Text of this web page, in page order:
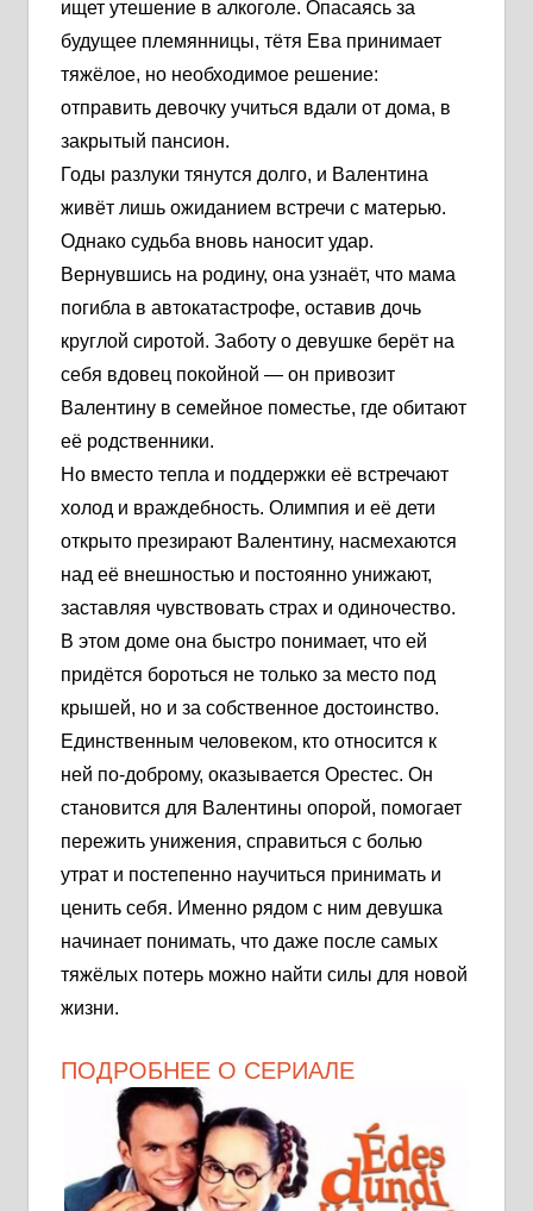
ищет утешение в алкоголе. Опасаясь за
будущее племянницы, тётя Ева принимает
тяжёлое, но необходимое решение:
отправить девочку учиться вдали от дома, в
закрытый пансион.
Годы разлуки тянутся долго, и Валентина
живёт лишь ожиданием встречи с матерью.
Однако судьба вновь наносит удар.
Вернувшись на родину, она узнаёт, что мама
погибла в автокатастрофе, оставив дочь
круглой сиротой. Заботу о девушке берёт на
себя вдовец покойной — он привозит
Валентину в семейное поместье, где обитают
её родственники.
Но вместо тепла и поддержки её встречают
холод и враждебность. Олимпия и её дети
открыто презирают Валентину, насмехаются
над её внешностью и постоянно унижают,
заставляя чувствовать страх и одиночество.
В этом доме она быстро понимает, что ей
придётся бороться не только за место под
крышей, но и за собственное достоинство.
Единственным человеком, кто относится к
ней по-доброму, оказывается Орестес. Он
становится для Валентины опорой, помогает
пережить унижения, справиться с болью
утрат и постепенно научиться принимать и
ценить себя. Именно рядом с ним девушка
начинает понимать, что даже после самых
тяжёлых потерь можно найти силы для новой
жизни.
ПОДРОБНЕЕ О СЕРИАЛЕ